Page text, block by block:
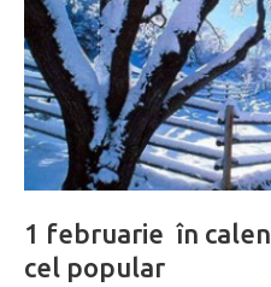
1 februarie în
cel popular